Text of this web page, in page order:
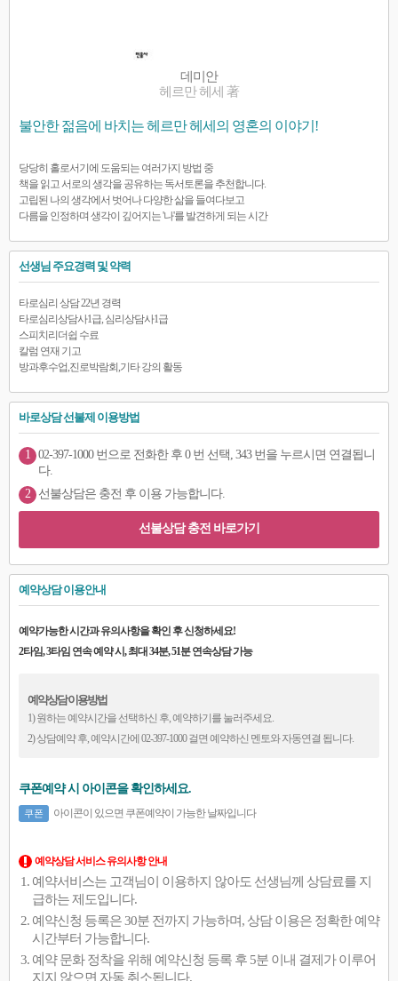
데미안
헤르만 헤세 著
불안한 젊음에 바치는 헤르만 헤세의 영혼의 이야기!
당당히 홀로서기에 도움되는 여러가지 방법 중
책을 읽고 서로의 생각을 공유하는 독서토론을 추천합니다.
고립된 나의 생각에서 벗어나 다양한 삶을 들여다보고
다름을 인정하며 생각이 깊어지는 '나'를 발견하게 되는 시간
선생님 주요경력 및 약력
타로심리 상담 22년 경력
타로심리상담사1급, 심리상담사1급
스피치리더쉽 수료
칼럼 연재 기고
방과후수업,진로박람회,기타 강의 활동
바로상담 선불제 이용방법
1 02-397-1000 번으로 전화한 후 0 번 선택, 343 번을 누르시면 연결됩니
다.
2
선불상담은 충전 후 이용 가능합니다.
선불상담 충전 바로가기
예약상담 이용안내
예약가능한 시간과 유의사항을 확인 후 신청하세요!
2타임, 3타임 연속 예약 시, 최대 34분, 51분 연속상담 가능
예약상담 이용방법
1) 원하는 예약시간을 선택하신 후, 예약하기를 눌러주세요.
2) 상담예약 후, 예약시간에 02-397-1000 걸면 예약하신 멘토와 자동연결 됩니다.
쿠폰예약 시 아이콘을 확인하세요.
쿠폰 아이콘이 있으면 쿠폰예약이 가능한 날짜입니다
예약상담 서비스 유의사항 안내
예약서비스는 고객님이 이용하지 않아도 선생님께 상담료를 지
급하는 제도입니다.
예약신청 등록은 30분 전까지 가능하며, 상담 이용은 정확한 예약
시간부터 가능합니다.
예약 문화 정착을 위해 예약신청 등록 후 5분 이내 결제가 이루어
지지 않으면 자동 취소됩니다.